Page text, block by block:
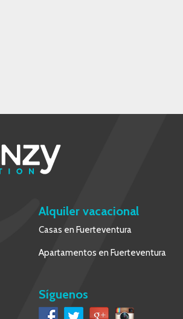
Alquiler vacacional
Casas en Fuerteventura
Apartamentos en Fuerteventura
Síguenos